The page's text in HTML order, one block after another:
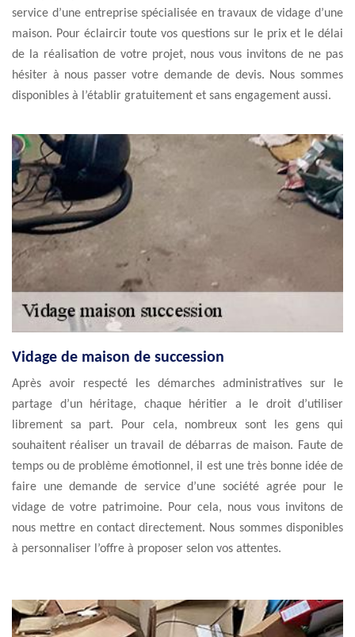
service d’une entreprise spécialisée en travaux de vidage d’une
maison. Pour éclaircir toute vos questions sur le prix et le délai
de la réalisation de votre projet, nous vous invitons de ne pas
hésiter à nous passer votre demande de devis. Nous sommes
disponibles à l’établir gratuitement et sans engagement aussi.
Vidage de maison de succession
Après avoir respecté les démarches administratives sur le
partage d’un héritage, chaque héritier a le droit d’utiliser
librement sa part. Pour cela, nombreux sont les gens qui
souhaitent réaliser un travail de débarras de maison. Faute de
temps ou de problème émotionnel, il est une très bonne idée de
faire une demande de service d’une société agrée pour le
vidage de votre patrimoine. Pour cela, nous vous invitons de
nous mettre en contact directement. Nous sommes disponibles
à personnaliser l’offre à proposer selon vos attentes.